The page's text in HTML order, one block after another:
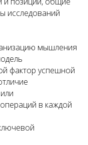
исследований
мышления
фактор успешной
в каждой